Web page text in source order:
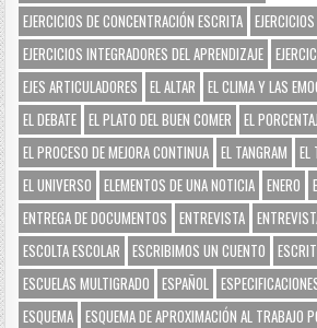
EJERCICIOS DE CONCENTRACIÓN ESCRITA
EJERCICIOS INTEGRADORES DEL APRENDIZAJE
EJES ARTICULADORES
EL ALTAR EL CLIMA Y LAS
EL DEBATE EL PLATO DEL BUEN COMER
EL
EL PROCESO DE MEJORA CONTINUA EL TANGRAM
EL
EL UNIVERSO
ELEMENTOS DE UNA NOTICIA ENERO
ENTREGA DE DOCUMENTOS
ENTREVISTA
ESCOLTA ESCOLAR
ESCRIBIMOS UN CUENTO
ESCUELAS MULTIGRADO
ESPAÑOL
ESQUEMA ESQUEMA DE APROXIMACIÓN AL TRABAJO